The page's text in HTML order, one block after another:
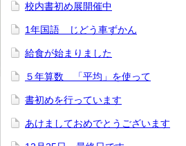
校内書初め展開催中
1年国語 じどう車ずかん
給食が始まりました
５年算数 「平均」を使って
書初めを行っています
あけましておめでとうございます